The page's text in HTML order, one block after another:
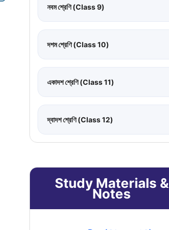
নবম শ্রেণি (Class 9)
দশম শ্রেণি (Class 10)
একাদশ শ্রেণি (Class 11)
দ্বাদশ শ্রেণি (Class 12)
Study Materials &
Notes